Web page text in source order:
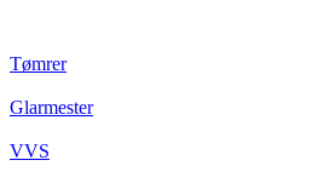
Tømrer
Glarmester
VVS